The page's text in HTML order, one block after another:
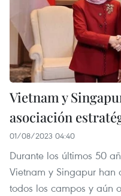
Vietnam y
asociación
01/08/2023 04:40
Durante los últimos 50
Vietnam y Singapur han
todos los campos y aún